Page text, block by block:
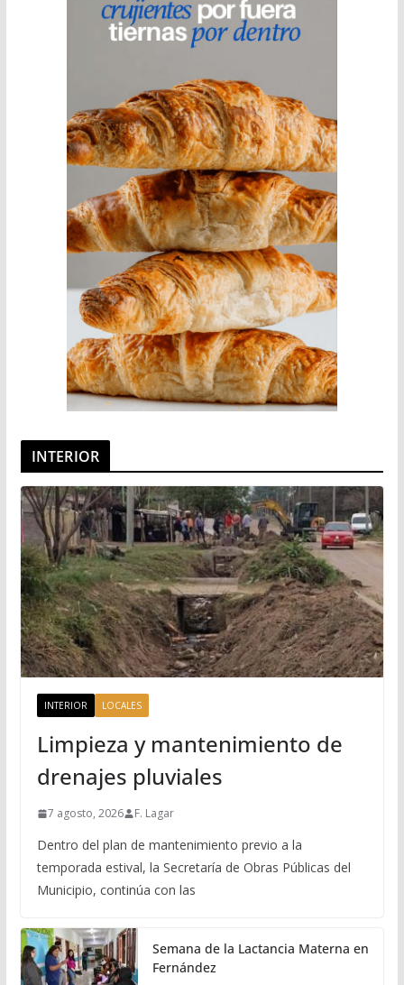
INTERIOR
INTERIOR LOCALES
Limpieza y mantenimiento de
drenajes pluviales
7 agosto, 2026 F. Lagar
Dentro del plan de mantenimiento previo a la
temporada estival, la Secretaría de Obras Públicas del
Municipio, continúa con las
Semana de la Lactancia Materna en
Fernández